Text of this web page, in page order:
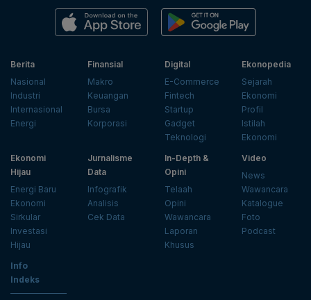
Berita
Nasional
Industri
Internasional
Energi
Finansial
Makro
Keuangan
Bursa
Korporasi
Digital
E-Commerce
Fintech
Startup
Gadget
Teknologi
Ekonopedia
Sejarah
Ekonomi
Profil
Istilah
Ekonomi
Ekonomi
Hijau
Energi Baru
Ekonomi
Sirkular
Investasi
Hijau
Jurnalisme
Data
Infografik
Analisis
Cek Data
In-Depth &
Opini
Telaah
Opini
Wawancara
Laporan
Khusus
Video
News
Wawancara
Katalogue
Foto
Podcast
Info
Indeks